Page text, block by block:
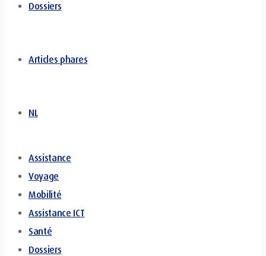
Dossiers
Articles phares
NL
Assistance
Voyage
Mobilité
Assistance ICT
Santé
Dossiers